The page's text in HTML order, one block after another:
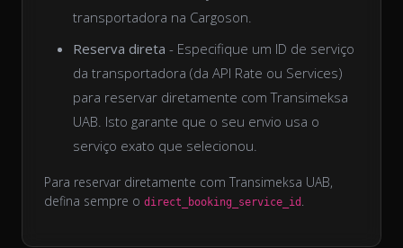
transportadora na Cargoson.
Reserva direta - Especifique um ID de serviço
da transportadora (da API Rate ou Services)
para reservar diretamente com Transimeksa
UAB. Isto garante que o seu envio usa o
serviço exato que selecionou.
Para reservar diretamente com Transimeksa UAB,
defina sempre o direct_booking_service_id .